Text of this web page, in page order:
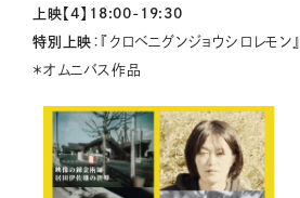
上映【4】18:00-19:30
特別上映 ：『クロベニグンジョウシロレモン』
＊オムニバス作品